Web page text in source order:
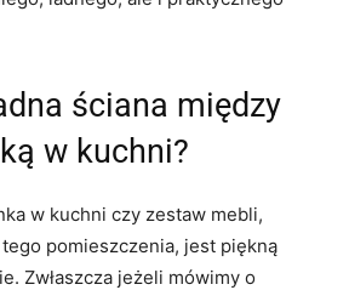
ściana między
w kuchni?
w kuchni czy zestaw mebli,
pomieszczenia, jest piękną
Zwłaszcza jeżeli mówimy o